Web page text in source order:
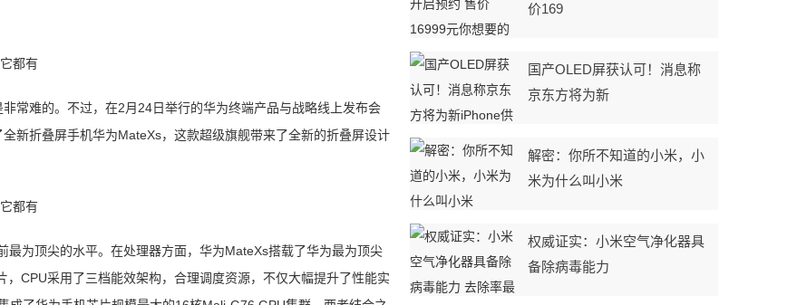
常难的。不过，在2月24日举行的华为终端产品与战略线上发布会
新折叠屏手机华为MateXs，这款超级旗舰带来了全新的折叠屏设计
为顶尖的水平。在处理器方面，华为MateXs搭载了华为最为顶尖
CPU采用了三档能效架构，合理调度资源，不仅大幅提升了性能实
价169
国产OLED屏获认可！消息称
京东方将为新
解密：你所不知道的小米，小
米为什么叫小米
权威证实：小米空气净化器具
备除病毒能力